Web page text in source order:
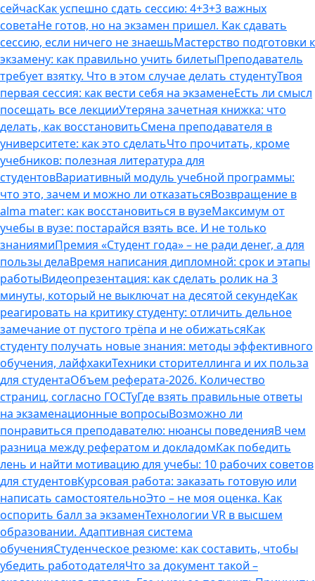
сейчасКак успешно сдать сессию: 4+3+3 важных
советаНе готов, но на экзамен пришел. Как сдавать
сессию, если ничего не знаешьМастерство подготовки к
экзамену: как правильно учить билетыПреподаватель
требует взятку. Что в этом случае делать студентуТвоя
первая сессия: как вести себя на экзаменеЕсть ли смысл
посещать все лекцииУтеряна зачетная книжка: что
делать, как восстановитьСмена преподавателя в
университете: как это сделатьЧто прочитать, кроме
учебников: полезная литература для
студентовВариативный модуль учебной программы:
что это, зачем и можно ли отказатьсяВозвращение в
alma mater: как восстановиться в вузеМаксимум от
учебы в вузе: постарайся взять все. И не только
знаниямиПремия «Студент года» – не ради денег, а для
пользы делаВремя написания дипломной: срок и этапы
работыВидеопрезентация: как сделать ролик на 3
минуты, который не выключат на десятой секундеКак
реагировать на критику студенту: отличить дельное
замечание от пустого трёпа и не обижатьсяКак
студенту получать новые знания: методы эффективного
обучения, лайфхакиТехники сторителлинга и их польза
для студентаОбъем реферата-2026. Количество
страниц, согласно ГОСТуГде взять правильные ответы
на экзаменационные вопросыВозможно ли
понравиться преподавателю: нюансы поведенияВ чем
разница между рефератом и докладомКак победить
лень и найти мотивацию для учебы: 10 рабочих советов
для студентовКурсовая работа: заказать готовую или
написать самостоятельноЭто – не моя оценка. Как
оспорить балл за экзаменТехнологии VR в высшем
образовании. Адаптивная система
обученияСтуденческое резюме: как составить, чтобы
убедить работодателяЧто за документ такой –